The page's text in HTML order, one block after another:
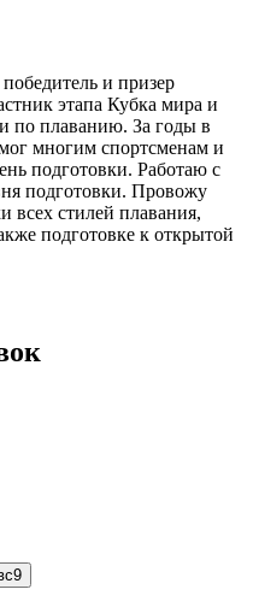
и призер
этапа Кубка мира и
по плаванию. За годы в
многим спортсменам и
подготовки. Работаю с
подготовки. Провожу
всех стилей плавания,
подготовке к открытой
9